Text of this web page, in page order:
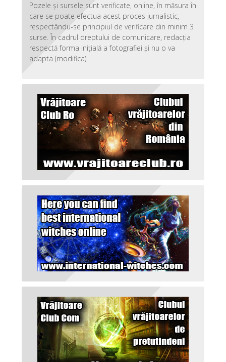
Pozele și sursele sunt verificate, online, în măsura în
care se poate efectua acest proces jurnalistic,
respectându-se principiul de verificare din minim 3
surse. În cadrul dreptului de comunicare, redacția
respectă forma inițială a fotografiei și nu o va
adapta (modifica).